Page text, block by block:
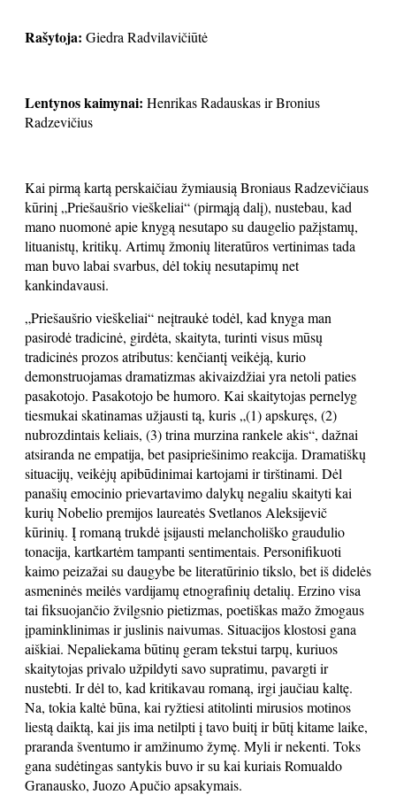
Rašytoja: Giedra Radvilavičiūtė
Lentynos kaimynai: Henrikas Radauskas ir Bronius
Radzevičius
Kai pirmą kartą perskaičiau žymiausią Broniaus Radzevičiaus
kūrinį „Priešaušrio vieškeliai“ (pirmąją dalį), nustebau, kad
mano nuomonė apie knygą nesutapo su daugelio pažįstamų,
lituanistų, kritikų. Artimų žmonių literatūros vertinimas tada
man buvo labai svarbus, dėl tokių nesutapimų net
kankindavausi.
„Priešaušrio vieškeliai“ neįtraukė todėl, kad knyga man
pasirodė tradicinė, girdėta, skaityta, turinti visus mūsų
tradicinės prozos atributus: kenčiantį veikėją, kurio
demonstruojamas dramatizmas akivaizdžiai yra netoli paties
pasakotojo. Pasakotojo be humoro. Kai skaitytojas pernelyg
tiesmukai skatinamas užjausti tą, kuris „(1) apskuręs, (2)
nubrozdintais keliais, (3) trina murzina rankele akis“, dažnai
atsiranda ne empatija, bet pasipriešinimo reakcija. Dramatiškų
situacijų, veikėjų apibūdinimai kartojami ir tirštinami. Dėl
panašių emocinio prievartavimo dalykų negaliu skaityti kai
kurių Nobelio premijos laureatės Svetlanos Aleksijevič
kūrinių. Į romaną trukdė įsijausti melancholiško graudulio
tonacija, kartkartėm tampanti sentimentais. Personifikuoti
kaimo peizažai su daugybe be literatūrinio tikslo, bet iš didelės
asmeninės meilės vardijamų etnografinių detalių. Erzino visa
tai fiksuojančio žvilgsnio pietizmas, poetiškas mažo žmogaus
įpaminklinimas ir juslinis naivumas. Situacijos klostosi gana
aiškiai. Nepaliekama būtinų geram tekstui tarpų, kuriuos
skaitytojas privalo užpildyti savo supratimu, pavargti ir
nustebti. Ir dėl to, kad kritikavau romaną, irgi jaučiau kaltę.
Na, tokia kaltė būna, kai ryžtiesi atitolinti mirusios motinos
liestą daiktą, kai jis ima netilpti į tavo buitį ir būtį kitame laike,
praranda šventumo ir amžinumo žymę. Myli ir nekenti. Toks
gana sudėtingas santykis buvo ir su kai kuriais Romualdo
Granausko, Juozo Apučio apsakymais.